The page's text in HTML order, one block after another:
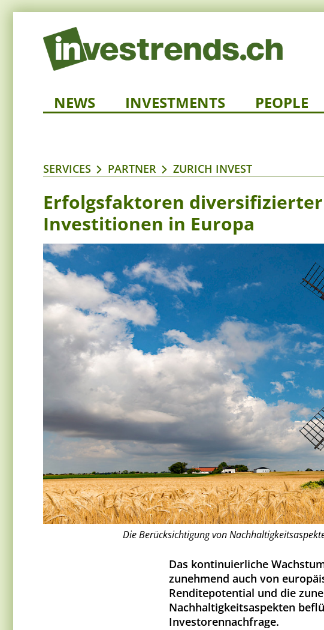
NEWS INVESTMENTS PEOPLE
SERVICES PARTNER ZURICH INVEST
Erfolgsfaktoren
Investitionen in Europa
Die Berücksichtigung von
Das kontinuierliche
zunehmend auch von
Renditepotential und die
Nachhaltigkeitsaspekten
Investorennachfrage.